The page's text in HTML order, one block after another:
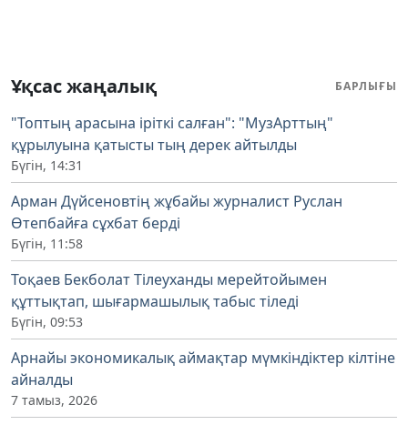
Ұқсас жаңалық БАРЛЫҒЫ
"Топтың арасына іріткі салған": "МузАрттың"
құрылуына қатысты тың дерек айтылды
Бүгін, 14:31
Арман Дүйсеновтің жұбайы журналист Руслан
Өтепбайға сұхбат берді
Бүгін, 11:58
Тоқаев Бекболат Тілеуханды мерейтойымен
құттықтап, шығармашылық табыс тіледі
Бүгін, 09:53
Арнайы экономикалық аймақтар мүмкіндіктер кілтіне
айналды
7 тамыз, 2026